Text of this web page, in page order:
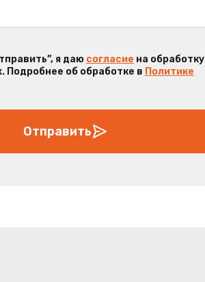
я даю согласие на обработку
Подробнее об обработке в Политике
Отправить